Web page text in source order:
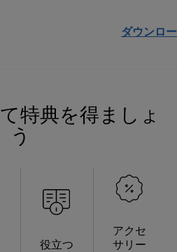
ダウンロ
特典を得ましょ
う
役立つ
アクセ
サリー